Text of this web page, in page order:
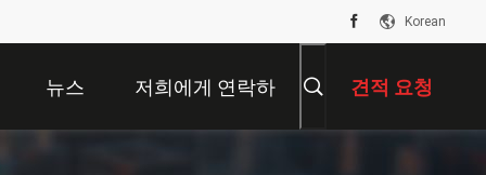
Korean
뉴스 저희에게 연락하 견적 요청